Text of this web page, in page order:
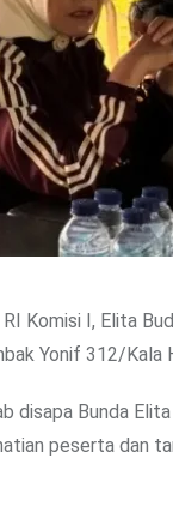
Komisi I, Elita
Yonif 312/
disapa Bunda
peserta dan